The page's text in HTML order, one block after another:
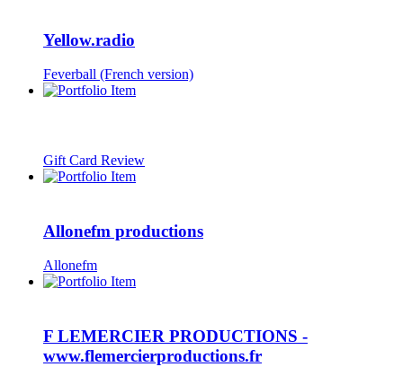
Yellow.radio
Feverball (French version)
Gift Card Review
Allonefm productions
Allonefm
F LEMERCIER PRODUCTIONS -
www.flemercierproductions.fr